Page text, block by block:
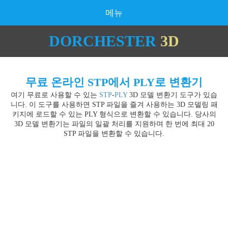
메뉴
DORCHESTER 3D
무료 온라인 STP에서 PLY로 변환기
여기 무료로 사용할 수 있는 STP-PLY3D 모델 변환기 도구가 있습
니다. 이 도구를 사용하면 STP 파일을 즐겨 사용하는 3D 모델링 패
키지에 로드할 수 있는 PLY 형식으로 변환할 수 있습니다. 당사의
3D 모델 변환기는 파일의 일괄 처리를 지원하며 한 번에 최대 20
STP 파일을 변환할 수 있습니다.